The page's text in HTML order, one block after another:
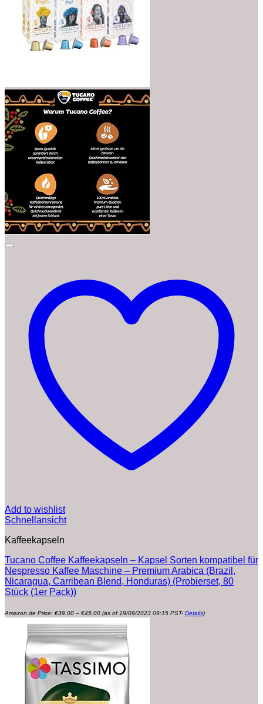
Add to wishlist
Schnellansicht
Kaffeekapseln
Tucano Coffee Kaffeekapseln – Kapsel Sorten kompatibel für
Nespresso Kaffee Maschine – Premium Arabica (Brazil,
Nicaragua, Carribean Blend, Honduras) (Probierset, 80
Stück (1er Pack))
Amazon.de Price: €39.00 – €45.00€39.00
€45.00
(as of 19/09/2023 09:15 PST- Details)